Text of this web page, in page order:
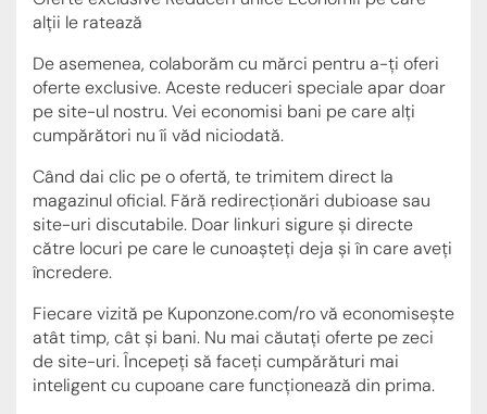
alții le ratează
De asemenea, colaborăm cu mărci pentru a-ți oferi
oferte exclusive. Aceste reduceri speciale apar doar
pe site-ul nostru. Vei economisi bani pe care alți
cumpărători nu îi văd niciodată.
Când dai clic pe o ofertă, te trimitem direct la
magazinul oficial. Fără redirecționări dubioase sau
site-uri discutabile. Doar linkuri sigure și directe
către locuri pe care le cunoașteți deja și în care aveți
încredere.
Fiecare vizită pe Kuponzone.com/ro vă economisește
atât timp, cât și bani. Nu mai căutați oferte pe zeci
de site-uri. Începeți să faceți cumpărături mai
inteligent cu cupoane care funcționează din prima.